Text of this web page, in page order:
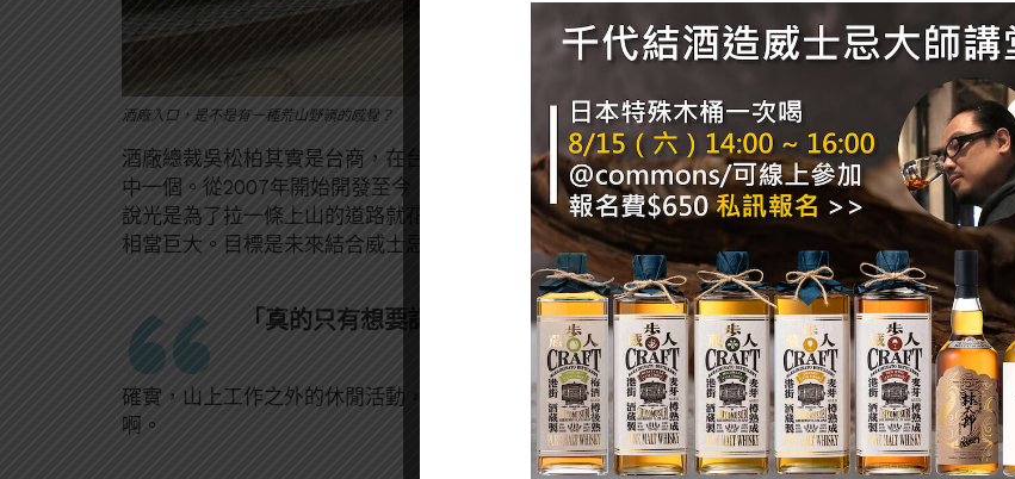
酒廠入口，是不是有一種荒山野嶺的感覺？
酒廠總裁吳松柏其實是台商，在台灣、大陸都有許多事業像是溫泉旅館等等，大芹威士忌酒廠也是其
中一個。從2007年開始開發至今，大芹酒廠已經設立了五個威士忌產線，投入超過10億人民幣。據
說光是為了拉一條上山的道路就花了4000萬人民幣，採買了多組蘇格蘭Forsyths蒸餾器，投入真的
相當巨大。目標是未來結合威士忌＋觀光，打造一個威士忌觀光區。
「真的只有想要認真做酒的人會來這工作。」 by 首席調酒師
確實，山上工作之外的休閒活動，可能就是刷刷抖音玩玩遊戲了… 只有認真想要做酒的人待的下來
啊。